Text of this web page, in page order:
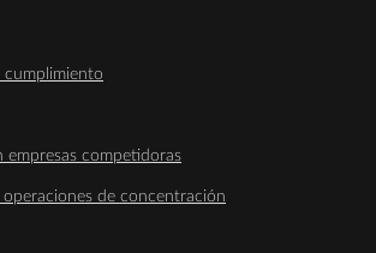
cumplimiento
empresas competidoras
operaciones de concentración